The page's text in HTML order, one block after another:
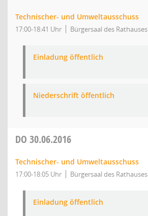
Technischer- und Umweltausschuss
17:00-18:41 Uhr Bürgersaal des Rathauses
Einladung öffentlich
Niederschrift öffentlich
DO 30.06.2016
Technischer- und Umweltausschuss
17:00-18:05 Uhr Bürgersaal des Rathauses
Einladung öffentlich